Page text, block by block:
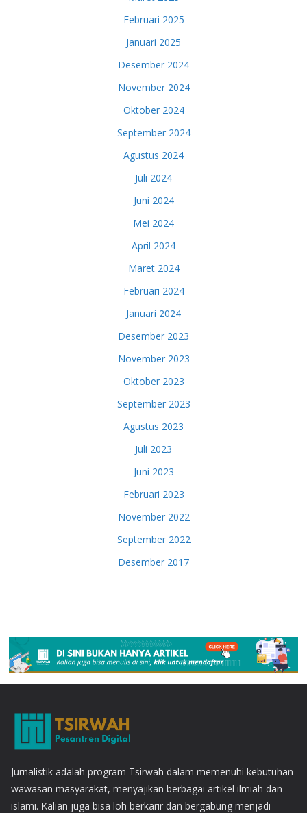
Februari 2025
Januari 2025
Desember 2024
November 2024
Oktober 2024
September 2024
Agustus 2024
Juli 2024
Juni 2024
Mei 2024
April 2024
Maret 2024
Februari 2024
Januari 2024
Desember 2023
November 2023
Oktober 2023
September 2023
Agustus 2023
Juli 2023
Juni 2023
Februari 2023
November 2022
September 2022
Desember 2017
Jurnalistik adalah program Tsirwah dalam memenuhi kebutuhan
wawasan masyarakat, menyajikan berbagai artikel ilmiah dan
islami. Kalian juga bisa loh berkarir dan bergabung menjadi